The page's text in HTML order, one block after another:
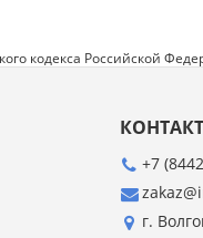
Товар
кодекса Российской
+7
г.